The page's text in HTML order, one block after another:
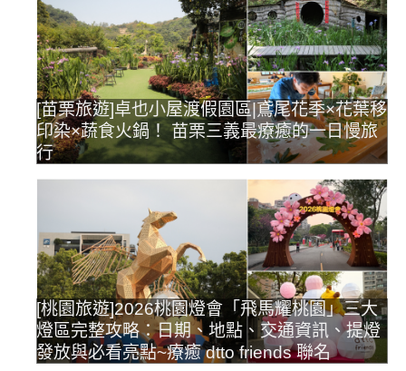
[苗栗旅遊]卓也小屋渡假園區|鳶尾花季×花葉移
印染×蔬食火鍋！ 苗栗三義最療癒的一日慢旅
行
[桃園旅遊]2026桃園燈會「飛馬耀桃園」三大
燈區完整攻略：日期、地點、交通資訊、提燈
發放與必看亮點~療癒 dtto friends 聯名